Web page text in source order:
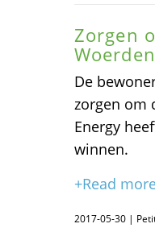
Zorgen
Woerden
De
zorgen om
Energy
winnen.
+Read
2017-05-30 |